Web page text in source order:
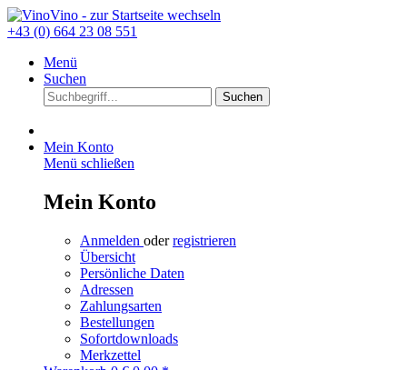
+43 (0) 664 23 08 551
Menü
Suchen
Suchen
Mein Konto
Menü schließen
Mein Konto
Anmelden oderregistrieren
Übersicht
Persönliche Daten
Adressen
Zahlungsarten
Bestellungen
Sofortdownloads
Merkzettel